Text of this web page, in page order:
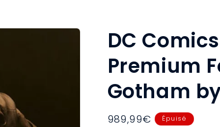
DC
Premium
Gotham
Prix
989,99€
Épuisé